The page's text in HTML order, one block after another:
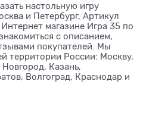
настольную игру
и Петербург, Артикул
магазине Игра 35 по
с описанием,
покупателей. Мы
территории России: Москву,
Казань,
Волгоград, Краснодар и